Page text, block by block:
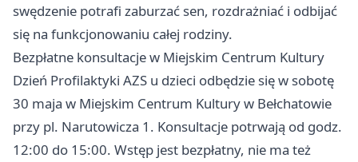
swędzenie potrafi zaburzać sen, rozdrażniać i odbijać
się na funkcjonowaniu całej rodziny.
Bezpłatne konsultacje w Miejskim Centrum Kultury
Dzień Profilaktyki AZS u dzieci odbędzie się w sobotę
30 maja w Miejskim Centrum Kultury w Bełchatowie
przy pl. Narutowicza 1. Konsultacje potrwają od godz.
12:00 do 15:00. Wstęp jest bezpłatny, nie ma też